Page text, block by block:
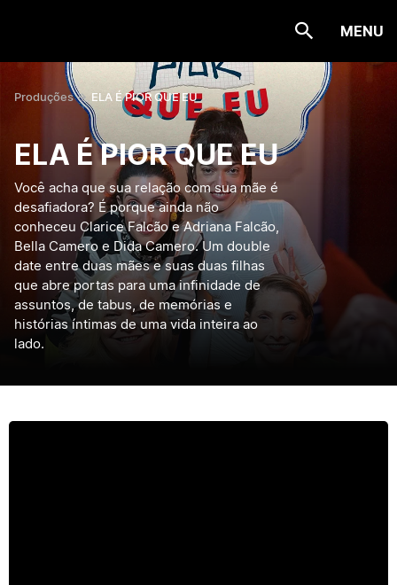
MENU
Produções -> ELA É PIOR QUE EU
ELA É PIOR QUE EU
Você acha que sua relação com sua mãe é
desafiadora? É porque ainda não
conheceu Clarice Falcão e Adriana Falcão,
Bella Camero e Dida Camero. Um double
date entre duas mães e suas duas filhas
que abre portas para uma infinidade de
assuntos, de tabus, de memórias e
histórias íntimas de uma vida inteira ao
lado.